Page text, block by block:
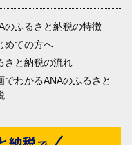
のふるさと納税の特徴
めての方へ
さと納税の流れ
でわかるANAのふるさと